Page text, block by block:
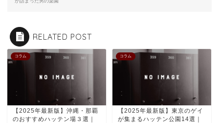
RELATED POST
コラム
【2025年最新版】沖縄・那覇
のおすすめハッテン場３選｜
コラム
【2025年最新版】東京のゲイ
が集まるハッテン公園14選｜